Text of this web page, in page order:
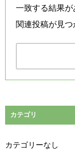
一致する結果が
関連投稿が見つ
カテゴリ
カテゴリーなし